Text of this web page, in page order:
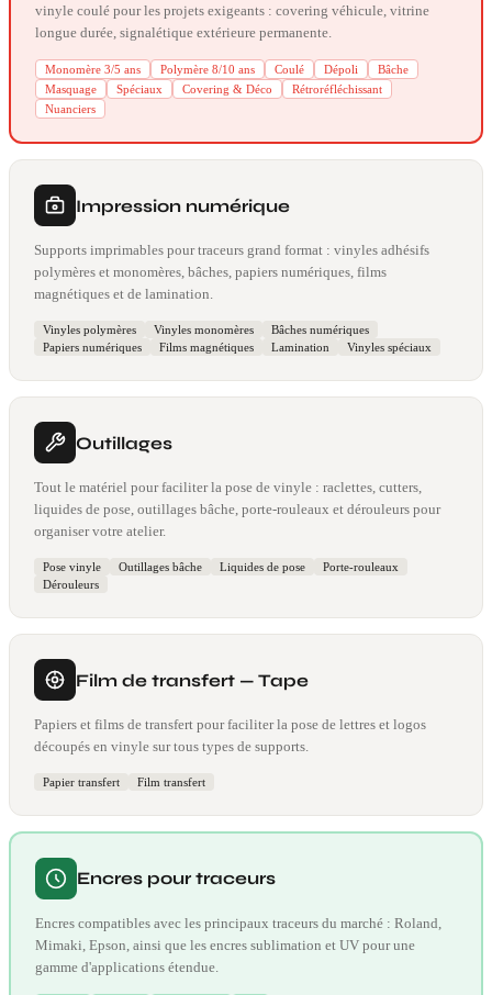
vinyle coulé pour les projets exigeants : covering véhicule, vitrine
longue durée, signalétique extérieure permanente.
Monomère 3/5 ans Polymère 8/10 ans Coulé Dépoli
Bâche
Masquage
Spéciaux Covering & Déco
Rétroréfléchissant
Nuanciers
Impression numérique
Supports imprimables pour traceurs grand format : vinyles adhésifs
polymères et monomères, bâches, papiers numériques, films
magnétiques et de lamination.
Vinyles polymères Vinyles monomères
Bâches numériques
Papiers numériques
Films magnétiques Lamination Vinyles spéciaux
Outillages
Tout le matériel pour faciliter la pose de vinyle : raclettes, cutters,
liquides de pose, outillages bâche, porte-rouleaux et dérouleurs pour
organiser votre atelier.
Pose vinyle Outillages bâche Liquides de pose
Porte-rouleaux
Dérouleurs
Film de transfert — Tape
Papiers et films de transfert pour faciliter la pose de lettres et logos
découpés en vinyle sur tous types de supports.
Papier transfert Film transfert
Encres pour traceurs
Encres compatibles avec les principaux traceurs du marché : Roland,
Mimaki, Epson, ainsi que les encres sublimation et UV pour une
gamme d'applications étendue.